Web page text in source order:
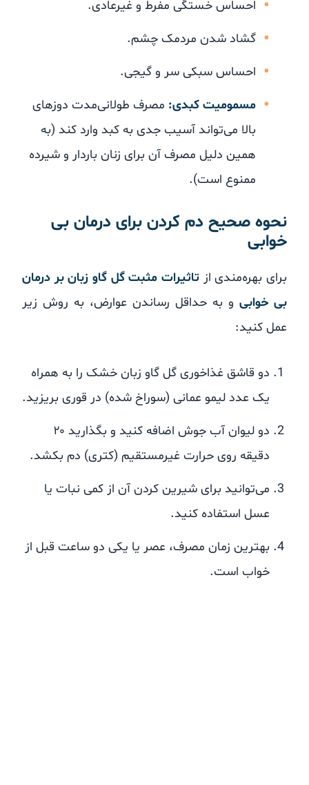
احساس خستگی مفرط و غیرعادی.
گشاد شدن مردمک چشم.
احساس سبکی سر و گیجی.
مسمومیت کبدی:مصرف طولانی‌مدت دوزهای
بالا می‌تواند آسیب جدی به کبد وارد کند (به
همین دلیل مصرف آن برای زنان باردار و شیرده
ممنوع است).
نحوه صحیح دم کردن برای درمان بی
خوابی
برای بهره‌مندی از تاثیرات مثبت گل گاو زبان بر درمان
بی خوابیو به حداقل رساندن عوارض، به روش زیر
عمل کنید:
دو قاشق غذاخوری گل گاو زبان خشک را به همراه
یک عدد لیمو عمانی (سوراخ شده) در قوری بریزید.
دو لیوان آب جوش اضافه کنید و بگذارید ۲۰
دقیقه روی حرارت غیرمستقیم (کتری) دم بکشد.
می‌توانید برای شیرین کردن آن از کمی نبات یا
عسل استفاده کنید.
بهترین زمان مصرف، عصر یا یکی دو ساعت قبل از
خواب است.